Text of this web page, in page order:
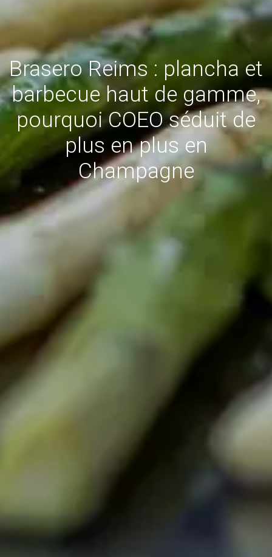
Brasero Reims : plancha et
barbecue haut de gamme,
pourquoi COEO séduit de
plus en plus en
Champagne